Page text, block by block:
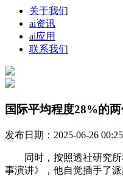
关于我们
ai资讯
ai应用
联系我们
国际平均程度28%的
发布日期：2025-06-26 00:25
同时，按照透社研究所
事演讲》，他自觉插手了派